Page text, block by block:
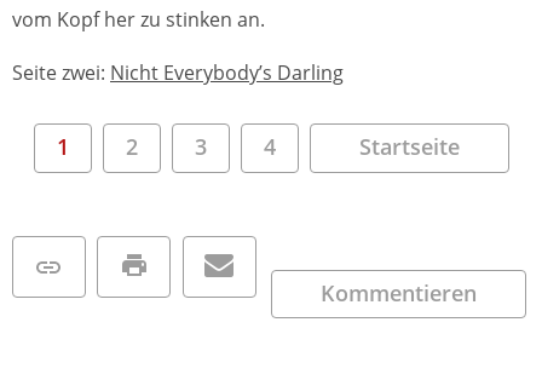
vom Kopf her zu stinken an.
Seite zwei: Nicht Everybody’s Darling
1 2 3 4 Startseite
Kommentieren